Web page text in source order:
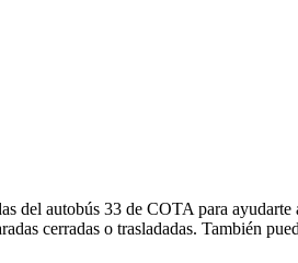
del autobús 33 de COTA para
cerradas o trasladadas. También